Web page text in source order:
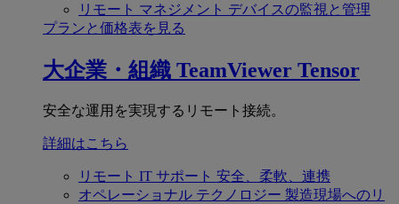
リモート マネジメント デバイスの監視と管理
プランと価格表を見る
大企業・組織 TeamViewer Tensor
安全な運用を実現するリモート接続。
詳細はこちら
リモート IT サポート 安全、柔軟、連携
オペレーショナル テクノロジー 製造現場へのリ